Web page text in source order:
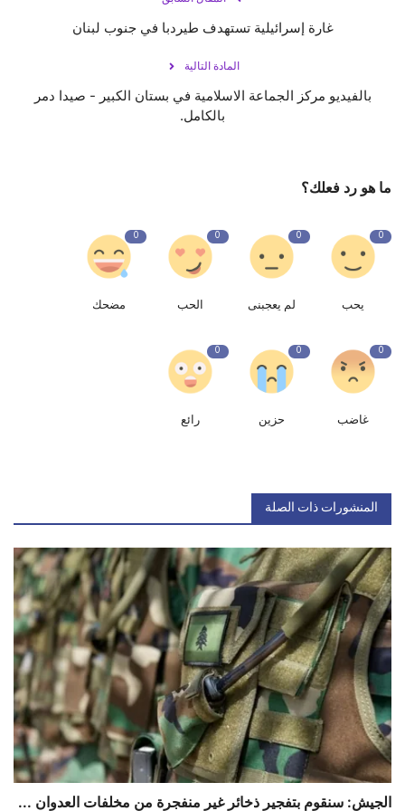
غارة إسرائيلية تستهدف طيردبا في جنوب لبنان
المادة التالية
بالفيديو مركز الجماعة الاسلامية في بستان الكبير - صيدا دمر
بالكامل.
ما هو رد فعلك؟
0
يحب
0
لم يعجبنى
0
الحب
0
مضحك
0
غاضب
0
حزين
0
رائع
المنشورات ذات الصلة
الجيش: سنقوم بتفجير ذخائر غير منفجرة من مخلفات العدوان ...